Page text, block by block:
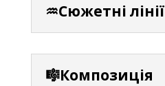
♒Сюжетні лінії
🎼Композиція